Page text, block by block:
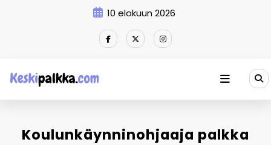
10 elokuun 2026
Koulunkäynninohjaaja palkka